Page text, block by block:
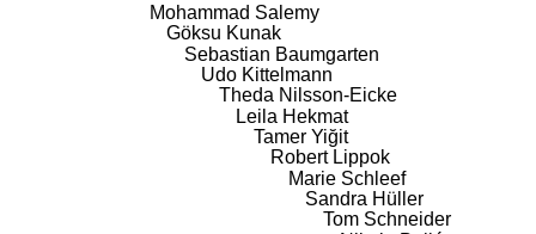
Mohammad Salemy
Göksu Kunak
Sebastian Baumgarten
Udo Kittelmann
Theda Nilsson-Eicke
Leila Hekmat
Tamer Yiğit
Robert Lippok
Marie Schleef
Sandra Hüller
Tom Schneider